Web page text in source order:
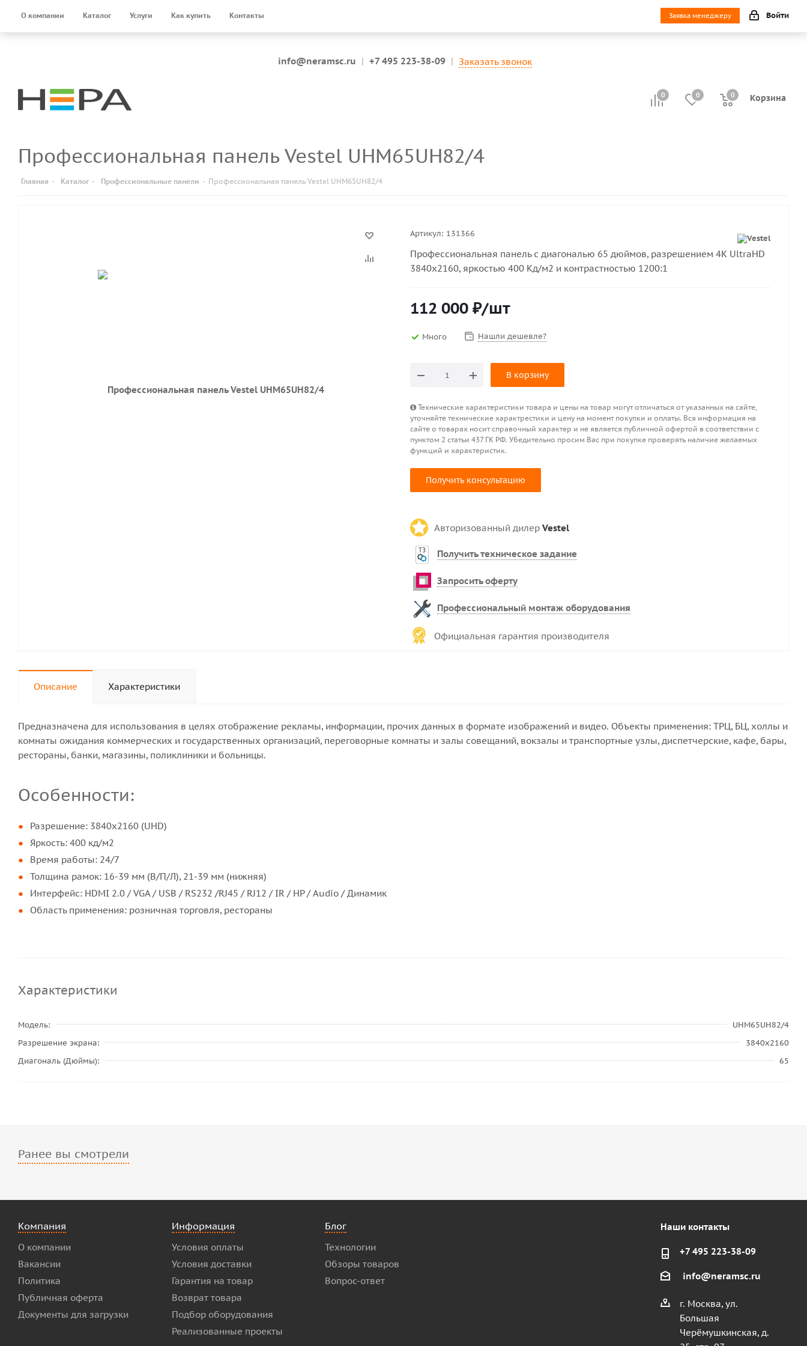
О компании Каталог Услуги Как купить Контакты Заявка менеджеру Войти
info@neramsc.ru | +7 495 223-38-09 | Заказать звонок
0 0 Корзина
0
0
Профессиональная панель Vestel UHM65UH82/4
Главная - Каталог - Профессиональные панели - Профессиональная панель Vestel UHM65UH82/4
Артикул: 131366
Профессиональная панель с диагональю 65 дюймов, разрешением 4K UltraHD
3840x2160, яркостью 400 Кд/м2 и контрастностью 1200:1
112 000 ₽/шт
Много Нашли дешевле?
В корзину
Технические характеристики товара и цены на товар могут отличаться от указанных на сайте,
уточняйте технические характрестики и цену на момент покупки и оплаты. Вся информация на
сайте о товарах носит справочный характер и не является публичной офертой в соответствии с
пунктом 2 статьи 437 ГК РФ. Убедительно просим Вас при покупке проверять наличие желаемых
функций и характеристик.
Получить консультацию
Авторизованный дилер Vestel
Получить техническое задание
Запросить оферту
Профессиональный монтаж оборудования
Официальная гарантия производителя
Описание Характеристики
Предназначена для использования в целях отображение рекламы, информации, прочих данных в формате изображений и видео. Объекты применения: ТРЦ, БЦ, холлы и
комнаты ожидания коммерческих и государственных организаций, переговорные комнаты и залы совещаний, вокзалы и транспортные узлы, диспетчерские, кафе, бары,
рестораны, банки, магазины, поликлиники и больницы.
Особенности:
Разрешение: 3840x2160 (UHD)
Яркость: 400 кд/м2
Время работы: 24/7
Толщина рамок: 16-39 мм (В/П/Л), 21-39 мм (нижняя)
Интерфейс: HDMI 2.0 / VGA / USB / RS232 /RJ45 / RJ12 / IR / HP / Audio / Динамик
Область применения: розничная торговля, рестораны
Характеристики
Модель
UHM65UH82/4
Разрешение экрана
3840x2160
Диагональ (Дюймы)
65
Ранее вы смотрели
Компания
О компании
Вакансии
Политика
Публичная оферта
Документы для загрузки
Информация
Условия оплаты
Условия доставки
Гарантия на товар
Возврат товара
Подбор оборудования
Реализованные проекты
Блог
Технологии
Обзоры товаров
Вопрос-ответ
Наши контакты
+7 495 223-38-09
info@neramsc.ru
г. Москва, ул.
Большая
Черёмушкинская, д.